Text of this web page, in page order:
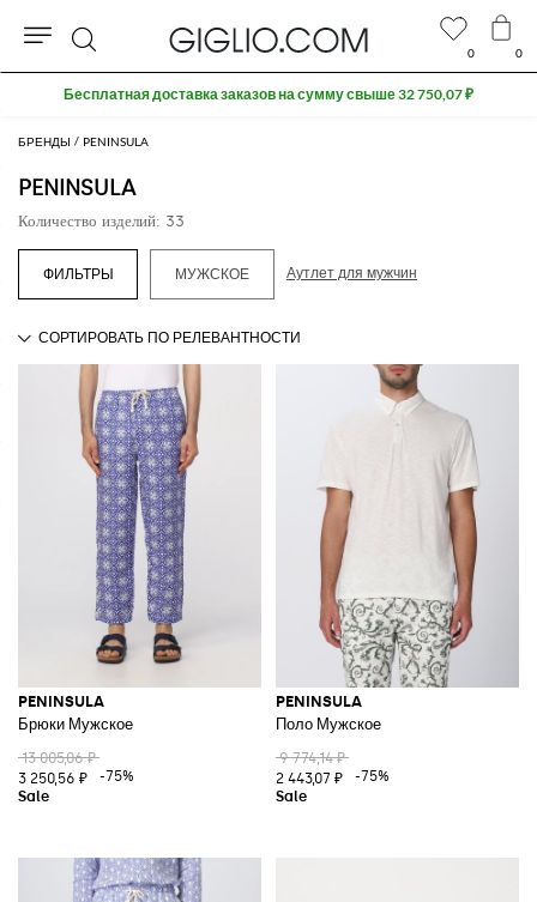
БРЕНДЫ PENINSULA
PENINSULA
Количество изделий: 33
МУЖСКОЕ Аутлет для мужчин
PENINSULA
Брюки Мужское
13 005,06 ₽
3 250,56 ₽
-75%
PENINSULA
Поло Мужское
9 774,14 ₽
2 443,07 ₽
-75%
0 0
Поиск
Бесплатная доставка заказов на сумму свыше 32 750,07 ₽